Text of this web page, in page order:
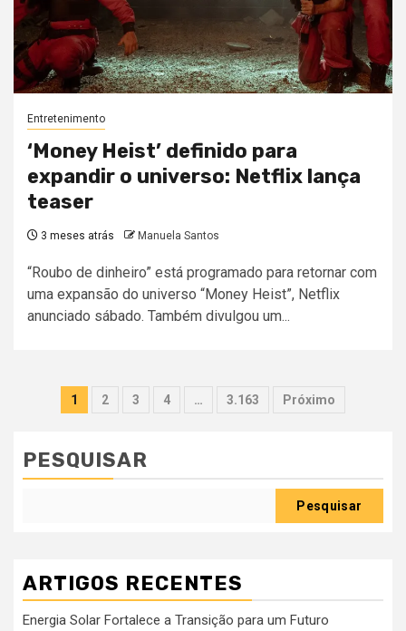
Entretenimento
‘Money Heist’ definido para
expandir o universo: Netflix lança
teaser
3 meses atrás Manuela Santos
“Roubo de dinheiro” está programado para retornar com
uma expansão do universo “Money Heist”, Netflix
anunciado sábado. Também divulgou um...
Paginação
conteúdos
1 2 3 4 … 3.163 Próximo
PESQUISAR
Pesquisar
ARTIGOS RECENTES
Energia Solar Fortalece a Transição para um Futuro